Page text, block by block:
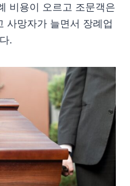
비용이 오르고 조문객은
사망자가 늘면서 장례업
.